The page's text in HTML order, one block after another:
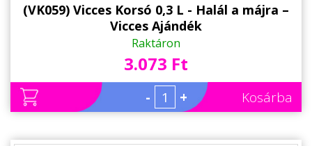
(VK059) Vicces Korsó 0,3 L - Halál a májra –
Vicces Ajándék
Raktáron
3.073 Ft
- + Kosárba